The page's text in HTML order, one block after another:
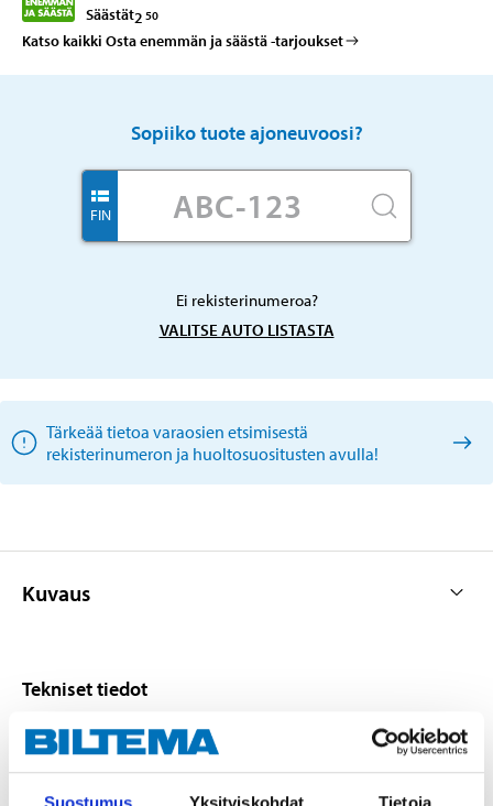
Säästät2 50
Katso kaikki Osta enemmän ja säästä -tarjoukset
Sopiiko tuote ajoneuvoosi?
FIN
Ei rekisterinumeroa?
VALITSE AUTO LISTASTA
Tärkeää tietoa varaosien etsimisestä
rekisterinumeron ja huoltosuositusten avulla!
Kuvaus
Tekniset tiedot
Polttoaine